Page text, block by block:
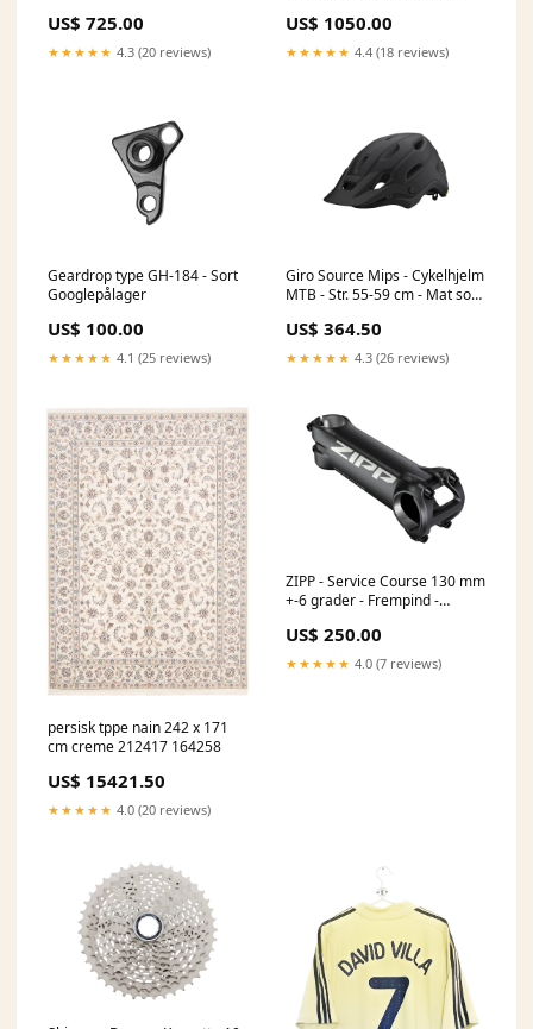
US$ 725.00
★★★★★ 4.3 (20 reviews)
US$ 1050.00
★★★★★ 4.4 (18 reviews)
Geardrop type GH-184 - Sort
Googlepålager
US$ 100.00
★★★★★ 4.1 (25 reviews)
Giro Source Mips - Cykelhjelm
MTB - Str. 55-59 cm - Mat sort
US$ 364.50
★★★★★ 4.3 (26 reviews)
persisk tppe nain 242 x 171
cm creme 212417 164258
US$ 15421.50
★★★★★ 4.0 (20 reviews)
ZIPP - Service Course 130 mm
+-6 grader - Frempind -
indhold
US$ 250.00
★★★★★ 4.0 (7 reviews)